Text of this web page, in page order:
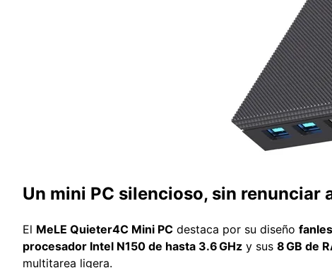
Un mini PC silencioso, sin renunciar
El MeLE Quieter4C Mini PC destaca por su diseño
procesador Intel N150 de hasta 3.6 GHz y sus 8 GB de
multitarea ligera.